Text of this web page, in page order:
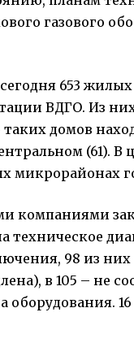
газового
653
ВДГО. Из
домов
(61). В
микрорайонах
компаниями
98 из
в 105 – не
16